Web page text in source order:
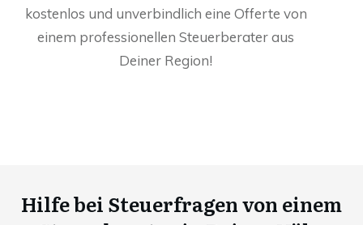
kostenlos und unverbindlich eine Offerte von
einem professionellen Steuerberater aus
Deiner Region!
Hilfe bei Steuerfragen von einem